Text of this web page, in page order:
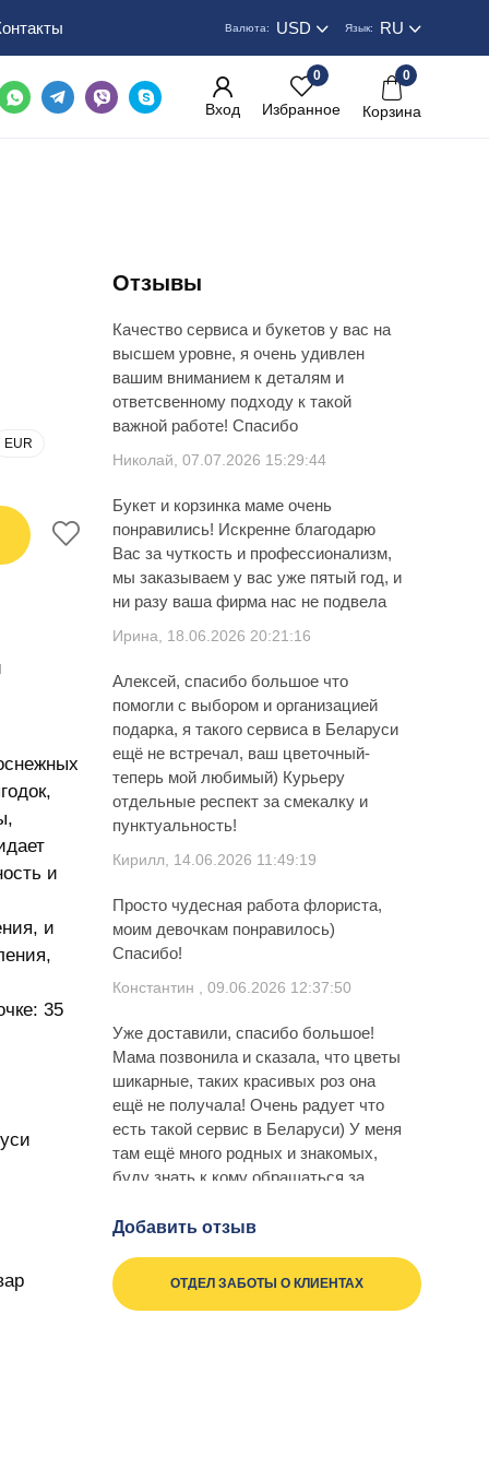
Валюта: USD Язык: RU
Вход
0
Избранное
0
Корзина
EUR
и
и
35
Отзывы
Качество сервиса и букетов у вас на
высшем уровне, я очень удивлен
вашим вниманием к деталям и
ответсвенному подходу к такой
важной работе! Спасибо
Николай, 07.07.2026 15:29:44
Букет и корзинка маме очень
понравились! Искренне благодарю
Вас за чуткость и профессионализм,
мы заказываем у вас уже пятый год, и
ни разу ваша фирма нас не подвела
Ирина, 18.06.2026 20:21:16
Алексей, спасибо большое что
помогли с выбором и организацией
подарка, я такого сервиса в Беларуси
ещё не встречал, ваш цветочный-
теперь мой любимый) Курьеру
отдельные респект за смекалку и
пунктуальность!
Кирилл, 14.06.2026 11:49:19
Просто чудесная работа флориста,
моим девочкам понравилось)
Спасибо!
Константин , 09.06.2026 12:37:50
Уже доставили, спасибо большое!
Мама позвонила и сказала, что цветы
шикарные, таких красивых роз она
ещё не получала! Очень радует что
есть такой сервис в Беларуси) У меня
там ещё много родных и знакомых,
буду знать к кому обращаться за
Назар, 13.05.2026 10:35:24
Девушка в восторге от коробочки!
Розы судя по фото очень свежие,
Добавить отзыв
ОТДЕЛ ЗАБОТЫ О КЛИЕНТАХ